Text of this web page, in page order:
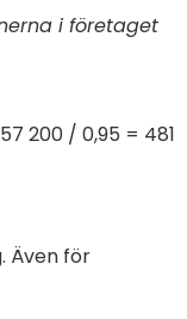
i företaget
200 / 0,95 = 481
Även för